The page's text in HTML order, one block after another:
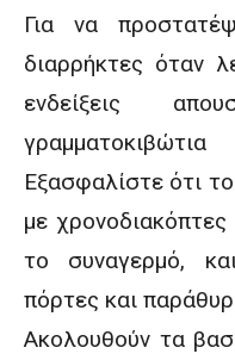
Για να
διαρρήκτες όταν
ενδείξεις
Εξασφαλίστε ότι το
με
το συναγερμό,
πόρτες και
Ακολουθούν τα